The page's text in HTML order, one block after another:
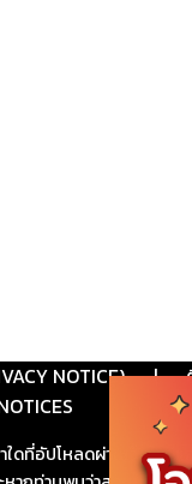
NOTICE) |
อัปโหลดผ่านเว็บไซต์